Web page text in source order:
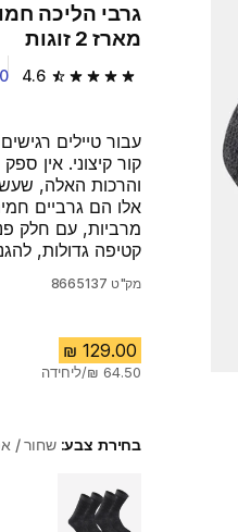
גרבי הליכה חמות - SH100 U-WARM MID -
מארז 2 זוגות
4.6 4.6 out of 5 stars from 690 reviews
עבור טיילים
קור קיצוני. אין
והרכות האלה,
אלו הם גרביים
מרביות, עם חלק
קטיפה גדולות,
מק"ט 8665137
בחירת צבע:שחור /
Choose a variant